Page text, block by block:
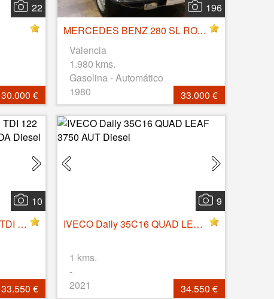
22
30.000 €
196
MERCEDES BENZ 280 SL ROADSTER R107 - AÑO 1980
Valencia
1.980 kms.
Gasolina - Automático
1980
33.000 €
10
VOLKSWAGEN Crafter 2.0 TDI 122 L4 FURGON CAJA CERRADA Diesel
33.550 €
9
IVECO Daily 35C16 QUAD LEAF 3750 AUT Diesel
1 kms.
-
2021
34.550 €